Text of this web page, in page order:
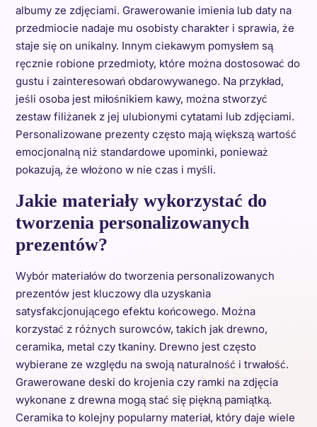
albumy ze zdjęciami. Grawerowanie imienia lub daty na
przedmiocie nadaje mu osobisty charakter i sprawia, że
staje się on unikalny. Innym ciekawym pomysłem są
ręcznie robione przedmioty, które można dostosować do
gustu i zainteresowań obdarowywanego. Na przykład,
jeśli osoba jest miłośnikiem kawy, można stworzyć
zestaw filiżanek z jej ulubionymi cytatami lub zdjęciami.
Personalizowane prezenty często mają większą wartość
emocjonalną niż standardowe upominki, ponieważ
pokazują, że włożono w nie czas i myśli.
Jakie materiały wykorzystać do
tworzenia personalizowanych
prezentów?
Wybór materiałów do tworzenia personalizowanych
prezentów jest kluczowy dla uzyskania
satysfakcjonującego efektu końcowego. Można
korzystać z różnych surowców, takich jak drewno,
ceramika, metal czy tkaniny. Drewno jest często
wybierane ze względu na swoją naturalność i trwałość.
Grawerowane deski do krojenia czy ramki na zdjęcia
wykonane z drewna mogą stać się piękną pamiątką.
Ceramika to kolejny popularny materiał, który daje wiele